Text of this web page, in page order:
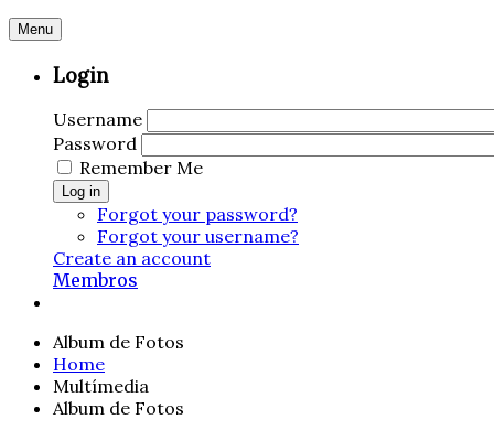
Menu
Login
Username
Password
Remember Me
Log in
Forgot your password?
Forgot your username?
Create an account
Membros
Album de Fotos
Home
Multímedia
Album de Fotos